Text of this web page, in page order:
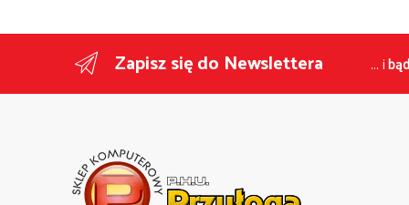
Zapisz się do Newslettera ... i